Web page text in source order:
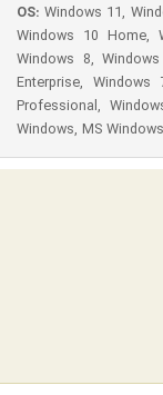
OS: Windows 11,
Windows 10 Home,
Windows 8,
Enterprise,
Professional,
Windows, MS